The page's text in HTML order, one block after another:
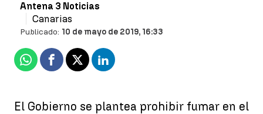
Antena 3 Noticias
Canarias
Publicado: 10 de mayo de 2019, 16:33
WhatsappFacebook
X Linkedin
El Gobierno se plantea prohibir fumar en el